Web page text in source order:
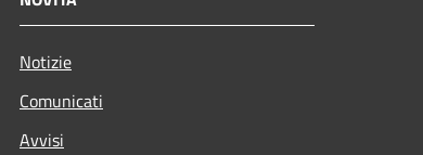
Notizie
Comunicati
Avvisi